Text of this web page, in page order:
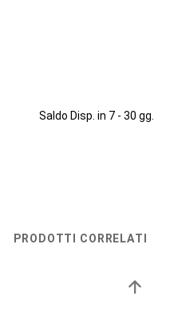
Saldo Disp. in 7 - 30 gg.
PRODOTTI CORRELATI